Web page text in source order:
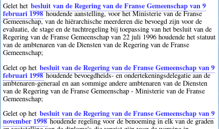
Gelet het besluit van de Regering van de Franse Gemeenschap van 9
februari 1998houdende aanstelling, voor het Ministerie van de Franse
Gemeenschap, van de hiërarchische meerderen die bevoegd zijn voor de
evaluatie, de stage en de tuchtregeling bij toepassing van het besluit van de
Regering van de Franse Gemeenschap van 22 juli 1996 houdende het statuut
van de ambtenaren van de Diensten van de Regering van de Franse
Gemeenschap;
Gelet op het besluit van de Regering van de Franse Gemeenschap van 9
februari 1998houdende bevoegdheids- en ondertekeningsdelegatie aan de
ambtenaren-generaal en aan sommige andere ambtenaren van de Diensten
van de Regering van de Franse Gemeenschap - Ministerie van de Franse
Gemeenschap;
Gelet op het besluit van de Regering van de Franse Gemeenschap van 9
november 1998houdende regeling voor de benoeming in elk van de graden